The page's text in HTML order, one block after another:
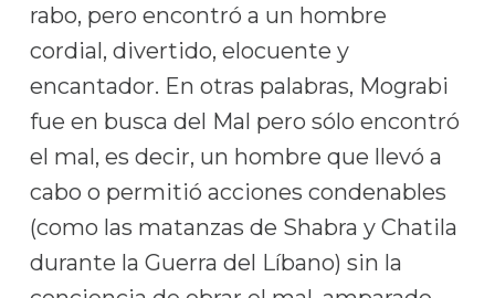
rabo, pero encontró a un hombre
cordial, divertido, elocuente y
encantador. En otras palabras, Mograbi
fue en busca del Mal pero sólo encontró
el mal, es decir, un hombre que llevó a
cabo o permitió acciones condenables
(como las matanzas de Shabra y Chatila
durante la Guerra del Líbano) sin la